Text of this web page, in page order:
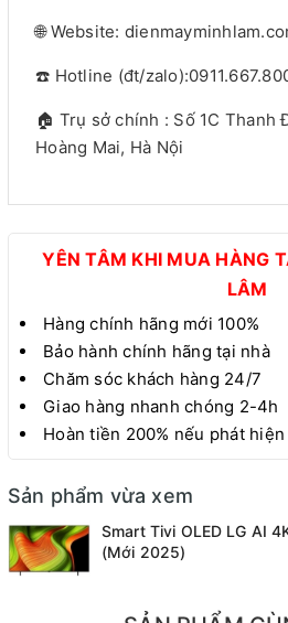
🌐 Website:
☎️ Hotline (đt/
🏠 Trụ sở chính : Số 1C Thanh
Hoàng Mai, Hà Nội
YÊN TÂM KHI MUA HÀNG
LÂM
Hàng chính hãng mới 100%
Bảo hành chính hãng tại nhà
Chăm sóc khách hàng 24/7
Giao hàng nhanh chóng 2-4h
Hoàn tiền 200% nếu phát
Sản phẩm vừa xem
Smart Tivi OLED LG AI
(Mới 2025)